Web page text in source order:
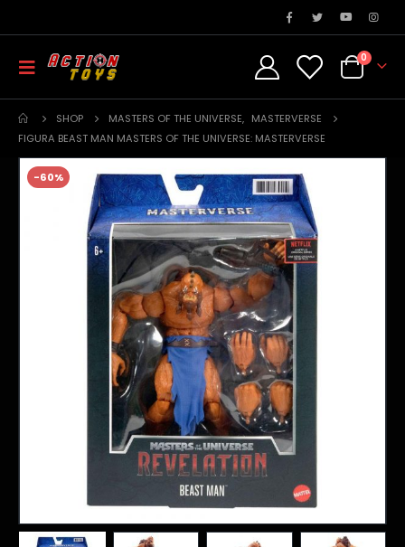
0
SHOP MASTERS OF THE UNIVERSE, MASTERVERSE
FIGURA BEAST MAN MASTERS OF THE UNIVERSE: MASTERVERSE
-60%